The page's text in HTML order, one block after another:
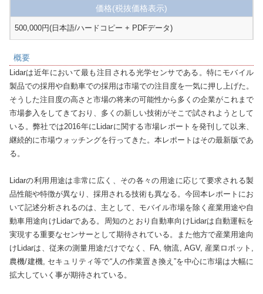
価格(税抜価格表示)
500,000円(日本語/ハードコピー + PDFデータ)
概要
Lidarは近年において最も注目される光学センサである。特にモバイル
製品での採用や自動車での採用は市場での注目度を一気に押し上げた。
そうした注目度の高さと市場の将来の可能性から多くの企業がこれまで
市場参入をしてきており、多くの新しい技術がそこで試されようとして
いる。弊社では2016年にLidarに関する市場レポートを発刊して以来、
継続的に市場ウォッチングを行ってきた。本レポートはその最新版であ
る。
Lidarの利用用途は非常に広く、その各々の用途に応じて要求される製
品性能や特徴が異なり、採用される技術も異なる。今回本レポートにお
いて記述分析されるのは、主として、モバイル市場を除く産業用途や自
動車用途向けLidarである。周知のとおり自動車向けLidarは自動運転を
実現する重要なセンサーとして期待されている。また他方で産業用途向
けLidarは、従来の測量用途だけでなく、FA, 物流, AGV, 産業ロボット,
農機/建機, セキュリティ等で“人の作業置き換え”を中心に市場は大幅に
拡大していく事が期待されている。